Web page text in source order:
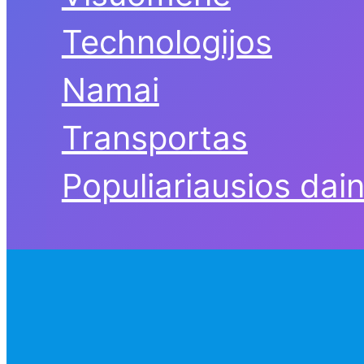
Technologijos
Namai
Transportas
Populiariausios